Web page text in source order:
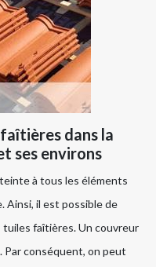
dans la
ses environs
à tous les éléments
Ainsi, il est possible de
faîtières. Un couvreur
conséquent, on peut